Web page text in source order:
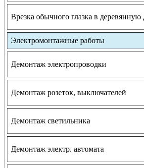
Врезка обычного глазка в деревянную
Электромонтажные работы
Демонтаж электропроводки
Демонтаж розеток, выключателей
Демонтаж светильника
Демонтаж электр. автомата